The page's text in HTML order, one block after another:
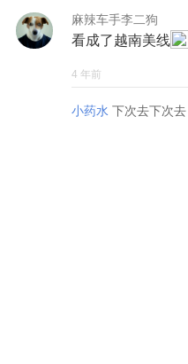
麻辣车手李二狗
看成了越南美线
4 年前
小药水 下次去下次去